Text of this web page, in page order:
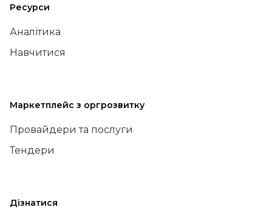
Ресурси
Аналітика
Навчитися
Маркетплейс з оргрозвитку
Провайдери та послуги
Тендери
Дізнатися